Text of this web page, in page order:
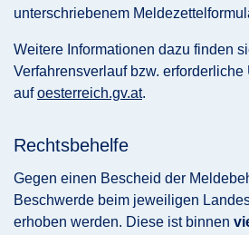
unterschriebenem
Weitere Informationen dazu finden
Verfahrensverlauf bzw.
aufoesterreich.gv.at.
Rechtsbehelfe
Gegen einen Bescheid der
Beschwerde beim jeweiligen
erhoben werden. Diese ist binnen